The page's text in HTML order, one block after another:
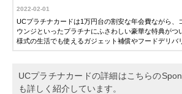
2022-02-01
UCプラチナカードは1万円台の割安な年会費ながら、
ウンジといったプラチナにふさわしい豪華な特典がつ
様式の生活でも使えるガジェット補償やフードデリバ
UCプラチナカードの詳細はこちらの
も詳しく紹介しています。